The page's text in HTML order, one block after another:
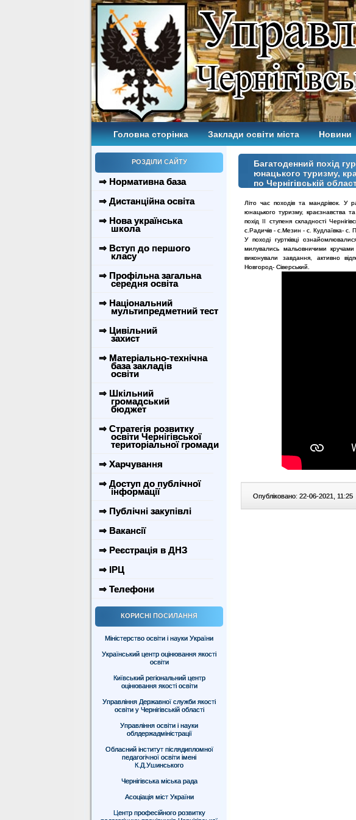
Головна сторінка Заклади освіти міста Новини
РОЗДІЛИ САЙТУ
⇒ Нормативна база
⇒ Дистанційна освіта
⇒ Нова українська
школа
⇒ Вступ до першого
класу
⇒ Профільна загальна
середня освіта
⇒ Національний
мультипредметний тест
⇒ Цивільний
захист
⇒ Матеріально-технічна
база закладів
освіти
⇒ Шкільний
громадський
бюджет
⇒ Стратегія розвитку
освіти Чернігівської
територіальної громади
⇒ Харчування
⇒ Доступ до публічної
інформації
⇒ Публічні закупівлі
⇒ Вакансії
⇒ Реєстрація в ДНЗ
⇒ ІРЦ
⇒ Телефони
КОРИСНІ ПОСИЛАННЯ
Міністерство освіти і науки України
Український центр оцінювання якості
освіти
Київський регіональний центр
оцінювання якості освіти
Управління Державної служби якості
освіти у Чернігівській області
Управління освіти і науки
облдержадміністрації
Обласний інститут післядипломної
педагогічної освіти імені
К.Д.Ушинського
Чернігівська міська рада
Асоціація міст України
Центр професійного розвитку
Багатоденний похід
юнацького туризму,
по Чернігівській
Літо час походів та мандрівок. У
юнацького туризму, краєзнавства
похід ІІ ступеня складності
с.Радичів - с.Мезин - с. Кудлаївка- с.
У поході гуртківці
милувались мальовничими
виконували завдання, активно
Новгород- Сіверський.
Опубліковано: 22-06-2021, 11:25